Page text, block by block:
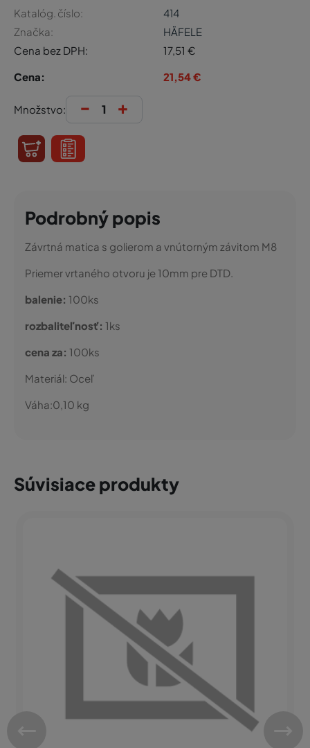
Katalóg. číslo:
414
Značka:
HÄFELE
Cena bez DPH:
17,51 €
Cena:
21,54€
Množstvo: - +
Podrobný popis
Závrtná matica s golierom a vnútorným závitom M8
Priemer vrtaného otvoru je 10mm pre DTD.
balenie: 100ks
rozbaliteľnosť: 1ks
cena za: 100ks
Materiál: Oceľ
Váha:0,10 kg
Súvisiace produkty